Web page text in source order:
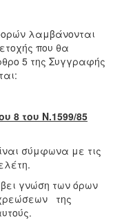
λαμβάνονται
που θα
5 της Συγγραφής
8 του Ν.1599/85
σύμφωνα με τις
γνώση των όρων
της